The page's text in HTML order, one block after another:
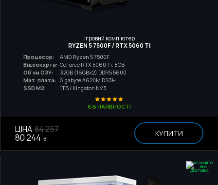
Ігровий комп'ютер
RYZEN 5 7500F / RTX 5060 TI
Процесор:
AMD Ryzen 5 7500F
Відеокарта: GeForce RTX 5060 Ti, 8GB
Об'єм ОЗУ:
32GB (16GBx2) DDR5 5600
Мат. плата:
Gigabyte A620M DS3H
SSD M2:
1TB / Kingston NV3
Є В НАЯВНОСТІ
ЦІНА 84 257
80 244 ₴
КУПИТИ